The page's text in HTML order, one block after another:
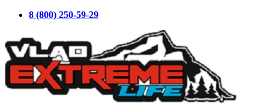
8 (800) 250-59-29